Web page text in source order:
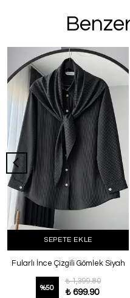
SEPETE EKLE
Fularlı İnce Çizgili Gömlek Siyah
%50
₺ 1,399.80
₺ 699.90